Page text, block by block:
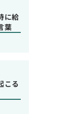
に給
葉
こる